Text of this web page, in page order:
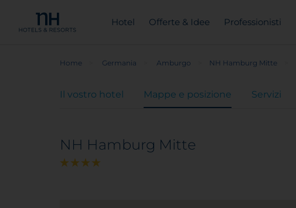
Hotel Offerte & Idee Professionisti
Home Germania Amburgo NH Hamburg Mitte
Il vostro hotel Mappe e posizione Servizi
NH Hamburg Mitte